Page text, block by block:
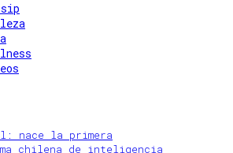
nace la primera
chilena de inteligencia